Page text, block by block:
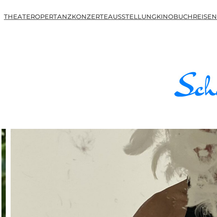
THEATEROPERTANZKONZERTEAUSSTELLUNGKINOBUCHREISEN